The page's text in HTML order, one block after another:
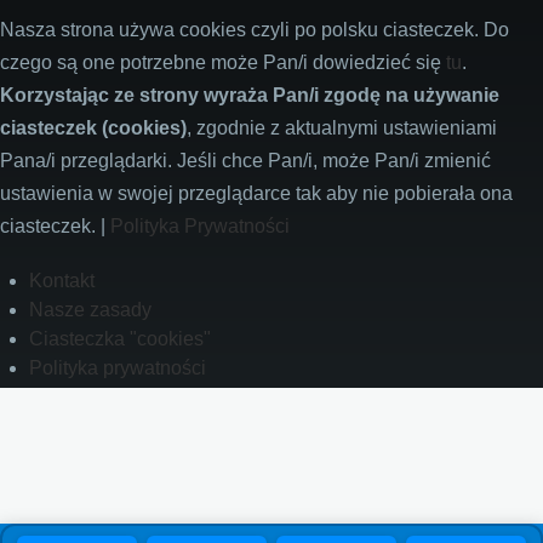
Nasza strona używa cookies czyli po polsku ciasteczek. Do
czego są one potrzebne może Pan/i dowiedzieć się tu.
Korzystając ze strony wyraża Pan/i zgodę na używanie
ciasteczek (cookies), zgodnie z aktualnymi ustawieniami
Pana/i przeglądarki. Jeśli chce Pan/i, może Pan/i zmienić
ustawienia w swojej przeglądarce tak aby nie pobierała ona
ciasteczek. |
Polityka Prywatności
FooterKontakt
Nasze zasady
Ciasteczka "cookies"
Polityka prywatności